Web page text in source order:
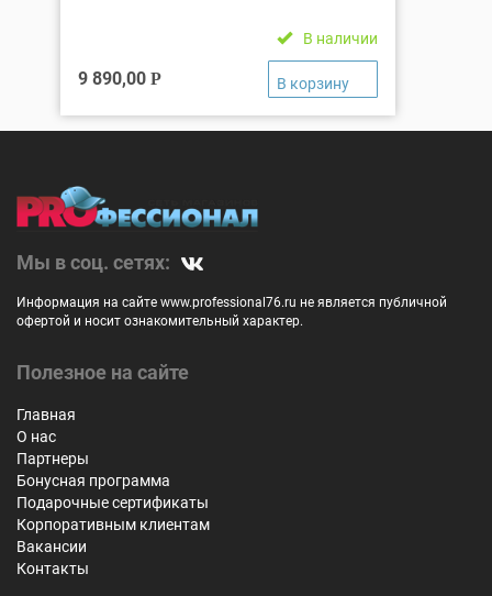
В наличии
9 890,00 Р
Мы в соц. сетях:
Информация на сайте www.professional76.ru не является публичной
офертой и носит ознакомительный характер.
Полезное на сайте
Главная
О нас
Партнеры
Бонусная программа
Подарочные сертификаты
Корпоративным клиентам
Вакансии
Контакты